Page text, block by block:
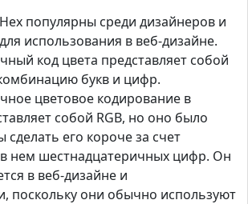
популярны среди дизайнеров и
использования в веб-дизайне.
код цвета представляет собой
букв и цифр.
цветовое кодирование в
собой RGB, но оно было
сделать его короче за счет
нем шестнадцатеричных цифр. Он
в веб-дизайне и
поскольку они обычно используют